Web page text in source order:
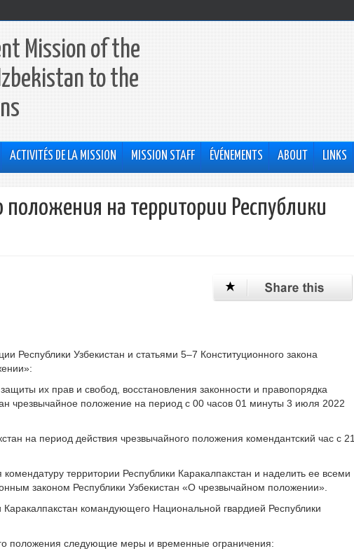
Mission of the
to the
ACTIVITÉS DE LA MISSION MISSION STAFF ÉVÉNEMENTS ABOUT LINKS
на территории Республики
Республики Узбекистан и статьями 5–7 Конституционного закона
их прав и свобод, восстановления законности и правопорядка
чрезвычайное положение на период с 00 часов 01 минуты 3 июля 2022
на период действия чрезвычайного положения комендантский час с 21
территории Республики Каракалпакстан и наделить ее всеми
законом Республики Узбекистан «О чрезвычайном положении».
командующего Национальной гвардией Республики
положения следующие меры и временные ограничения: